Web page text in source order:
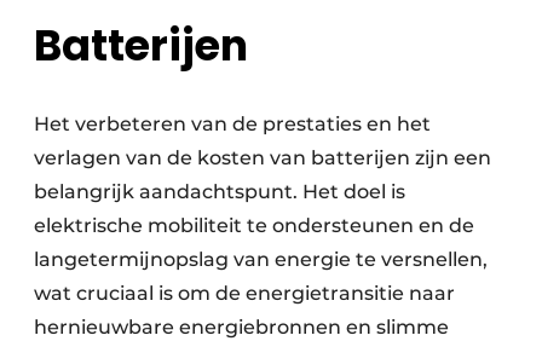
Batterijen
Het verbeteren van de prestaties en het
verlagen van de kosten van batterijen zijn een
belangrijk aandachtspunt. Het doel is
elektrische mobiliteit te ondersteunen en de
langetermijnopslag van energie te versnellen,
wat cruciaal is om de energietransitie naar
hernieuwbare energiebronnen en slimme